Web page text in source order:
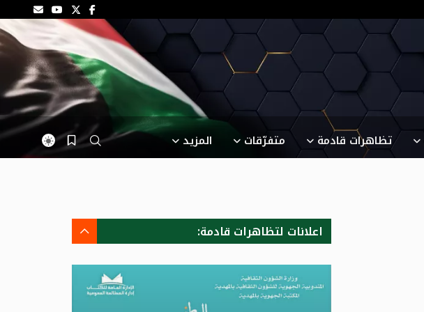
تظاهرات قادمة متفرّقات المزيد
اعلانات لتظاهرات قادمة: